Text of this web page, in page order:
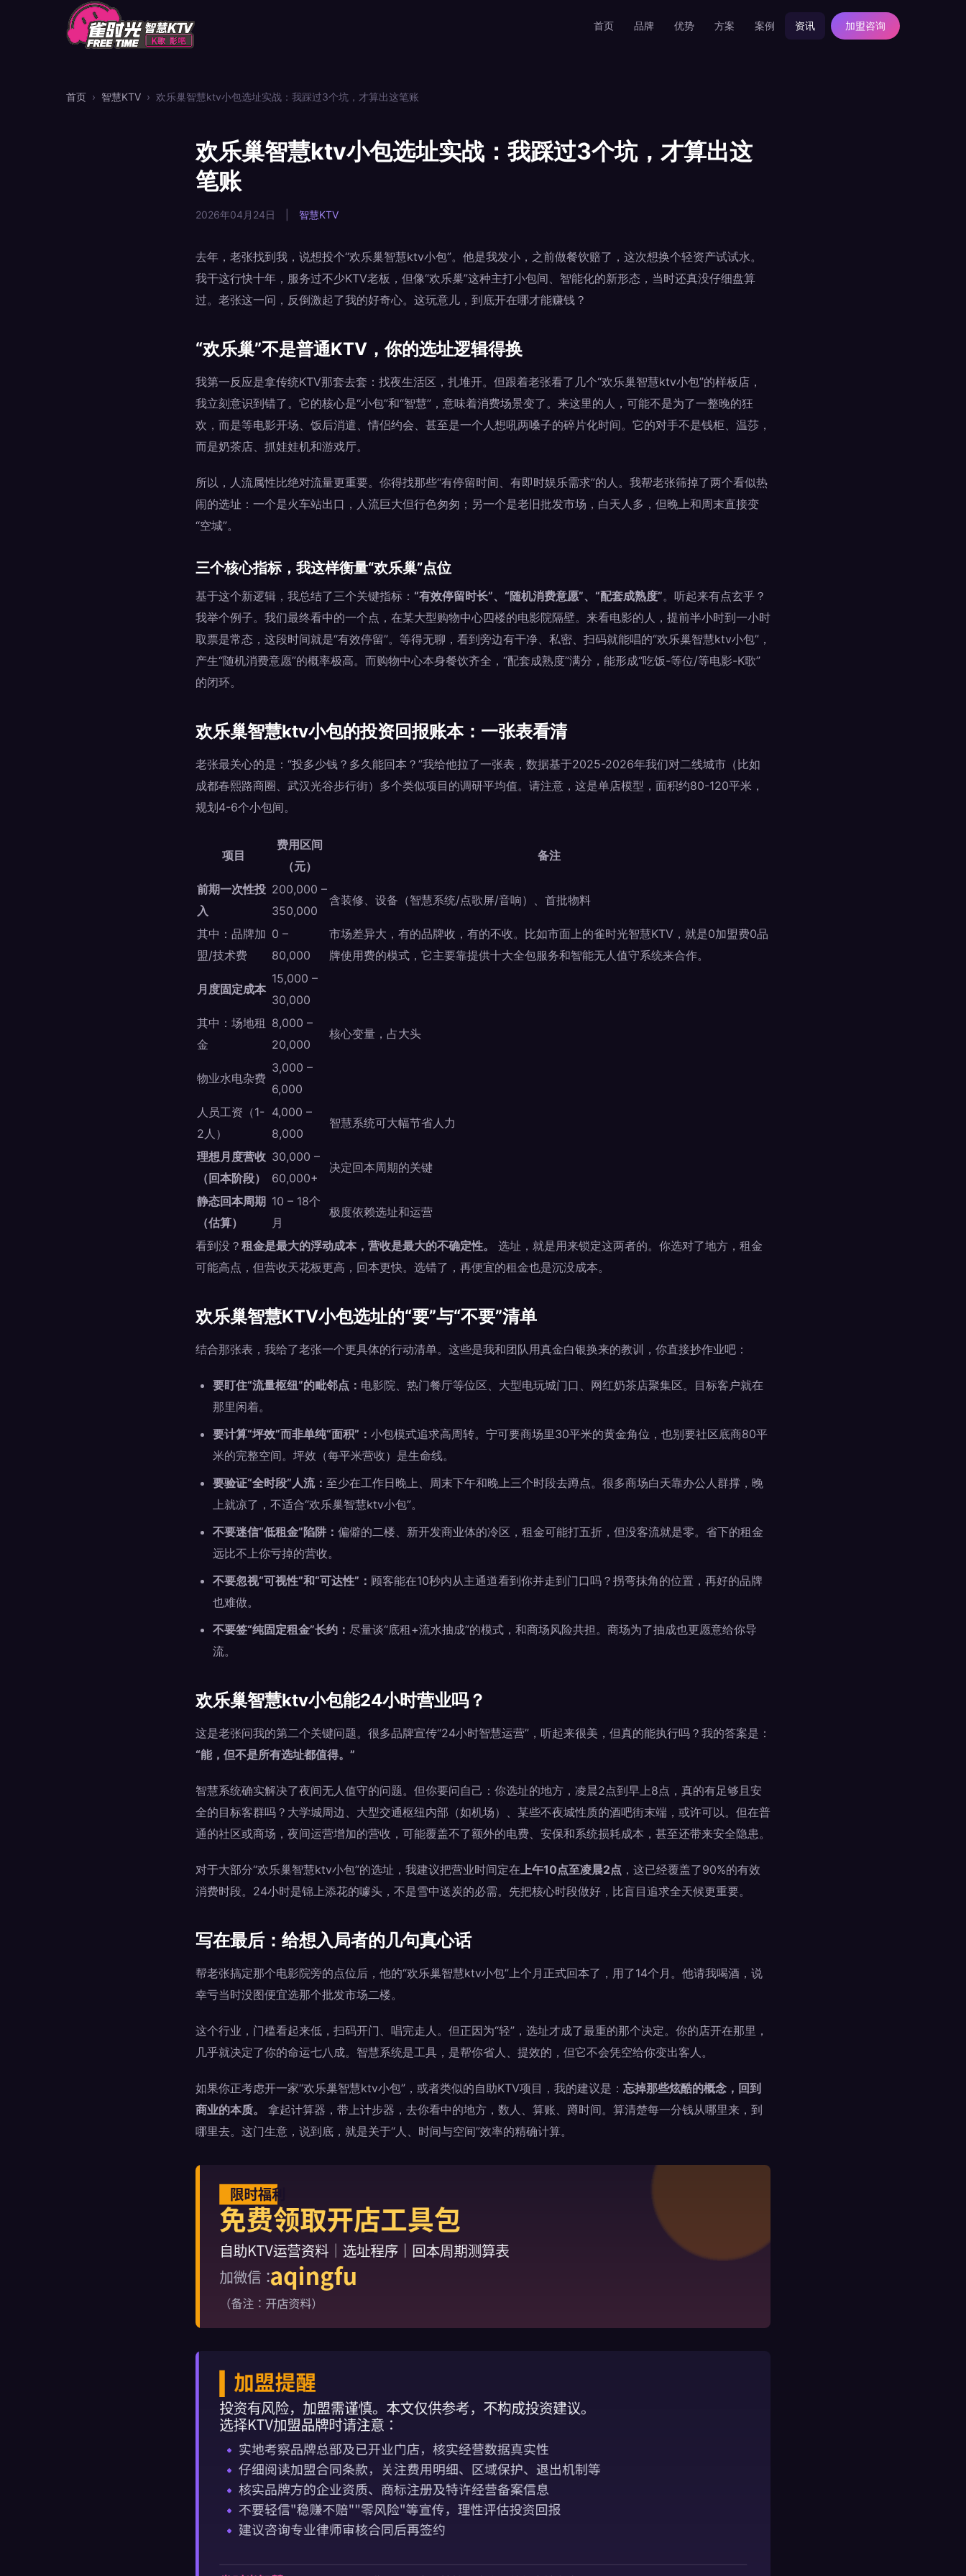
首页 品牌 优势 方案 案例 资讯 加盟咨询
首页 › 智慧KTV › 欢乐巢智慧ktv小包选址实战：我踩过3个坑，才算出这笔账
欢乐巢智慧ktv小包选址实战：我踩过3个坑，才算出这
笔账
2026年04月24日 智慧KTV
去年，老张找到我，说想投个“欢乐巢智慧ktv小包”。他是我发小，之前做餐饮赔了，这次想换个轻资产试试水。
我干这行快十年，服务过不少KTV老板，但像“欢乐巢”这种主打小包间、智能化的新形态，当时还真没仔细盘算
过。老张这一问，反倒激起了我的好奇心。这玩意儿，到底开在哪才能赚钱？
“欢乐巢”不是普通KTV，你的选址逻辑得换
我第一反应是拿传统KTV那套去套：找夜生活区，扎堆开。但跟着老张看了几个“欢乐巢智慧ktv小包”的样板店，
我立刻意识到错了。它的核心是“小包”和“智慧”，意味着消费场景变了。来这里的人，可能不是为了一整晚的狂
欢，而是等电影开场、饭后消遣、情侣约会、甚至是一个人想吼两嗓子的碎片化时间。它的对手不是钱柜、温莎，
而是奶茶店、抓娃娃机和游戏厅。
所以，人流属性比绝对流量更重要。你得找那些“有停留时间、有即时娱乐需求”的人。我帮老张筛掉了两个看似热
闹的选址：一个是火车站出口，人流巨大但行色匆匆；另一个是老旧批发市场，白天人多，但晚上和周末直接变
“空城”。
三个核心指标，我这样衡量“欢乐巢”点位
基于这个新逻辑，我总结了三个关键指标： “有效停留时长”、“随机消费意愿”、“配套成熟度”。听起来有点玄乎？
我举个例子。我们最终看中的一个点，在某大型购物中心四楼的电影院隔壁。来看电影的人，提前半小时到一小时
取票是常态，这段时间就是“有效停留”。等得无聊，看到旁边有干净、私密、扫码就能唱的“欢乐巢智慧ktv小包”，
产生“随机消费意愿”的概率极高。而购物中心本身餐饮齐全，“配套成熟度”满分，能形成“吃饭-等位/等电影-K歌”
的闭环。
欢乐巢智慧ktv小包的投资回报账本：一张表看清
老张最关心的是：“投多少钱？多久能回本？”我给他拉了一张表，数据基于2025-2026年我们对二线城市（比如
成都春熙路商圈、武汉光谷步行街）多个类似项目的调研平均值。请注意，这是单店模型，面积约80-120平米，
规划4-6个小包间。
项目
费用区间
（元）
备注
前期一次性投
入
200,000 –
350,000
含装修、设备（智慧系统/点歌屏/音响）、首批物料
其中：品牌加
盟/技术费
0 –
80,000
市场差异大，有的品牌收，有的不收。比如市面上的雀时光智慧KTV，就是0加盟费0品
牌使用费的模式，它主要靠提供十大全包服务和智能无人值守系统来合作。
月度固定成本
15,000 –
30,000
其中：场地租
金
8,000 –
20,000
核心变量，占大头
物业水电杂费
3,000 –
6,000
人员工资（1-
2人）
4,000 –
8,000
智慧系统可大幅节省人力
理想月度营收
（回本阶段）
30,000 –
60,000+
决定回本周期的关键
静态回本周期
（估算）
10 – 18个
月
极度依赖选址和运营
看到没？ 租金是最大的浮动成本，营收是最大的不确定性。
选址，就是用来锁定这两者的。你选对了地方，租金
可能高点，但营收天花板更高，回本更快。选错了，再便宜的租金也是沉没成本。
欢乐巢智慧KTV小包选址的“要”与“不要”清单
结合那张表，我给了老张一个更具体的行动清单。这些是我和团队用真金白银换来的教训，你直接抄作业吧：
要盯住“流量枢纽”的毗邻点： 电影院、热门餐厅等位区、大型电玩城门口、网红奶茶店聚集区。目标客户就在
那里闲着。
要计算“坪效”而非单纯“面积”： 小包模式追求高周转。宁可要商场里30平米的黄金角位，也别要社区底商80平
米的完整空间。坪效（每平米营收）是生命线。
要验证“全时段”人流： 至少在工作日晚上、周末下午和晚上三个时段去蹲点。很多商场白天靠办公人群撑，晚
上就凉了，不适合“欢乐巢智慧ktv小包”。
不要迷信“低租金”陷阱： 偏僻的二楼、新开发商业体的冷区，租金可能打五折，但没客流就是零。省下的租金
远比不上你亏掉的营收。
不要忽视“可视性”和“可达性”： 顾客能在10秒内从主通道看到你并走到门口吗？拐弯抹角的位置，再好的品牌
也难做。
不要签“纯固定租金”长约： 尽量谈“底租+流水抽成”的模式，和商场风险共担。商场为了抽成也更愿意给你导
流。
欢乐巢智慧ktv小包能24小时营业吗？
这是老张问我的第二个关键问题。很多品牌宣传“24小时智慧运营”，听起来很美，但真的能执行吗？我的答案是：
“能，但不是所有选址都值得。”
智慧系统确实解决了夜间无人值守的问题。但你要问自己：你选址的地方，凌晨2点到早上8点，真的有足够且安
全的目标客群吗？大学城周边、大型交通枢纽内部（如机场）、某些不夜城性质的酒吧街末端，或许可以。但在普
通的社区或商场，夜间运营增加的营收，可能覆盖不了额外的电费、安保和系统损耗成本，甚至还带来安全隐患。
对于大部分“欢乐巢智慧ktv小包”的选址，我建议把营业时间定在上午10点至凌晨2点 ，这已经覆盖了90%的有效
消费时段。24小时是锦上添花的噱头，不是雪中送炭的必需。先把核心时段做好，比盲目追求全天候更重要。
写在最后：给想入局者的几句真心话
帮老张搞定那个电影院旁的点位后，他的“欢乐巢智慧ktv小包”上个月正式回本了，用了14个月。他请我喝酒，说
幸亏当时没图便宜选那个批发市场二楼。
这个行业，门槛看起来低，扫码开门、唱完走人。但正因为“轻”，选址才成了最重的那个决定。你的店开在那里，
几乎就决定了你的命运七八成。智慧系统是工具，是帮你省人、提效的，但它不会凭空给你变出客人。
如果你正考虑开一家“欢乐巢智慧ktv小包”，或者类似的自助KTV项目，我的建议是： 忘掉那些炫酷的概念，回到
商业的本质。
拿起计算器，带上计步器，去你看中的地方，数人、算账、蹲时间。算清楚每一分钱从哪里来，到
哪里去。这门生意，说到底，就是关于“人、时间与空间”效率的精确计算。